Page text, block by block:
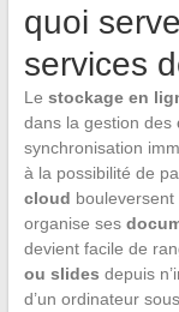
quoi
services
Le stockage en
dans la gestion des
synchronisation
à la possibilité de
cloud
organise ses
devient facile de
ou slides depuis
d’un ordinateur sous